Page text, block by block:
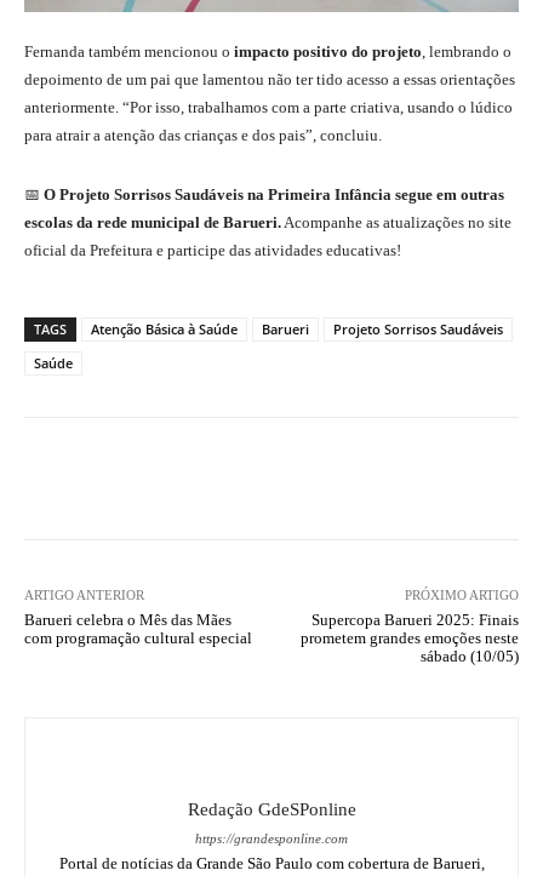
Fernanda também mencionou o impacto positivo do projeto, lembrando o
depoimento de um pai que lamentou não ter tido acesso a essas orientações
anteriormente. “Por isso, trabalhamos com a parte criativa, usando o lúdico
para atrair a atenção das crianças e dos pais”, concluiu.
📅 O Projeto Sorrisos Saudáveis na Primeira Infância segue em outras
escolas da rede municipal de Barueri.Acompanhe as atualizações no site
oficial da Prefeitura e participe das atividades educativas!
TAGS Atenção Básica à Saúde Barueri
Projeto Sorrisos Saudáveis
Saúde
ARTIGO ANTERIOR
Barueri celebra o Mês das Mães
com programação cultural especial
PRÓXIMO ARTIGO
Supercopa Barueri 2025: Finais
prometem grandes emoções neste
sábado (10/05)
Redação GdeSPonline
https://grandesponline.com
Portal de notícias da Grande São Paulo com cobertura de Barueri,